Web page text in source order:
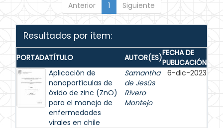
Anterior 1 Siguiente
Resultados por ítem:
PORTADATÍTULO AUTOR(ES)FECHA DE
PUBLICACIÓN
Aplicación de
nanopartículas de
óxido de zinc (ZnO)
para el manejo de
enfermedades
virales en chile
Samantha
de Jesús
Rivero
Montejo
6-dic-2023